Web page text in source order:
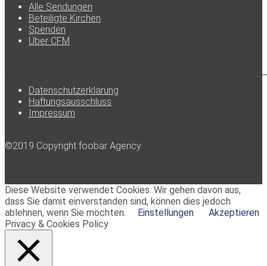
Alle Sendungen
Beteiligte Kirchen
Spenden
Über CFM
Datenschutzerklärung
Haftungsausschluss
Impressum
©2019 Copyright foobar Agency
Diese Website verwendet Cookies. Wir gehen davon aus,
dass Sie damit einverstanden sind, können dies jedoch
ablehnen, wenn Sie möchten.
Einstellungen
Akzeptieren
Privacy & Cookies Policy